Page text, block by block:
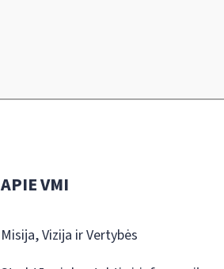
APIE VMI
Misija, Vizija ir Vertybės